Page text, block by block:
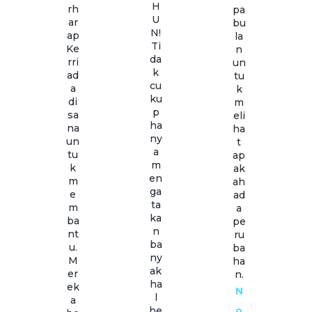
rh
ar
ap
Ke
rri
ad
a
di
sa
na
un
tu
k
m
e
m
ba
nt
u.
M
er
ek
a
H
U
N!
Ti
da
k
cu
ku
p
ha
ny
a
m
en
ga
ta
ka
n
ba
ny
ak
ha
l
pa
bu
la
n
un
tu
k
m
eli
ha
t
ap
ak
ah
ad
a
pe
ru
ba
ha
n.
N